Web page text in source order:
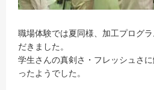
職場体験では夏同様、加工プログ
だきました。
学生さんの真剣さ・フレッシュさ
ったようでした。